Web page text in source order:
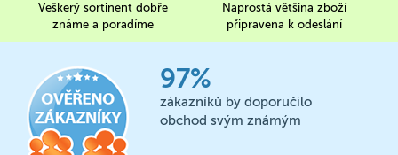
Veškerý sortinent dobře
známe a poradíme
Naprostá většina zboží
připravena k odeslání
97%
zákazníků by doporučilo
obchod svým známým